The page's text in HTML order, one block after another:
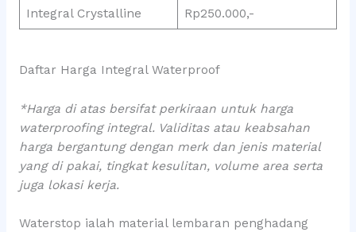
Integral Crystalline Rp250.000,-
Daftar Harga Integral Waterproof
*Harga di atas bersifat perkiraan untuk harga
waterproofing integral. Validitas atau keabsahan
harga bergantung dengan merk dan jenis material
yang di pakai, tingkat kesulitan, volume area serta
juga lokasi kerja.
Waterstop ialah material lembaran penghadang